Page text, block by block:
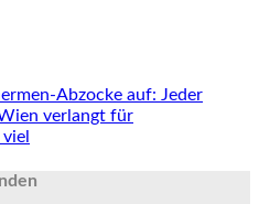
Abzocke auf: Jeder
verlangt für
viel